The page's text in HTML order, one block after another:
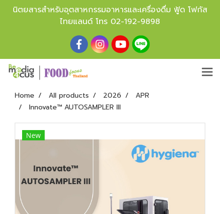
นิตยสารสำหรับอุตสาหกรรมอาหารและเครื่องดื่ม ฟู้ด โฟกัส
ไทยแลนด์ โทร 02-192-9898
Home All products 2026
APR
Innovate™ AUTOSAMPLER III
New